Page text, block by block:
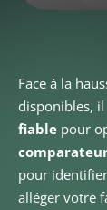
Face à la
disponibles, il
fiable pour
pour
alléger votre